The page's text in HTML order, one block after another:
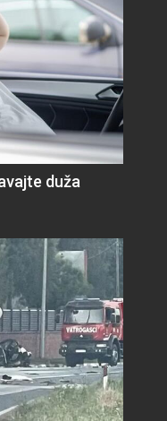
duža